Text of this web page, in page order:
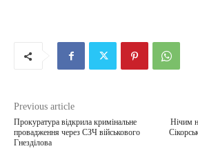
Previous article
Прокуратура відкрила кримінальне
провадження через СЗЧ військового
Гнезділова
Нічим